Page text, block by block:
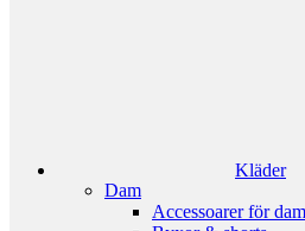
Kläder
Dam
Accessoarer för dam